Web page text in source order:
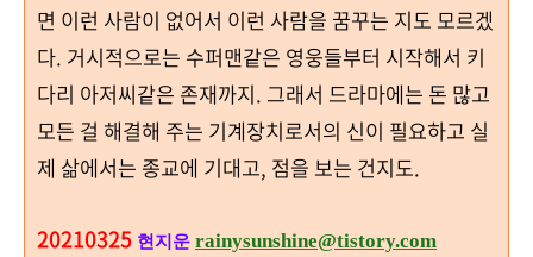
면 이런 사람이 없어서 이런 사람을 꿈꾸는 지도 모르겠
다. 거시적으로는 수퍼맨같은 영웅들부터 시작해서 키
다리 아저씨같은 존재까지. 그래서 드라마에는 돈 많고
모든 걸 해결해 주는 기계장치로서의 신이 필요하고 실
제 삶에서는 종교에 기대고, 점을 보는 건지도.
20210325 현지운 rainysunshine@tistory.com